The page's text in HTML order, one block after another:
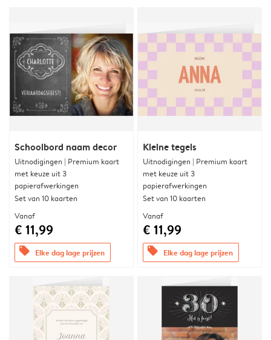
Schoolbord naam decor
Uitnodigingen | Premium kaart
met keuze uit 3
papierafwerkingen
Set van 10 kaarten
Vanaf
€ 11,99
offers Elke dag lage prijzen
Kleine tegels
Uitnodigingen | Premium kaart
met keuze uit 3
papierafwerkingen
Set van 10 kaarten
Vanaf
€ 11,99
offers Elke dag lage prijzen